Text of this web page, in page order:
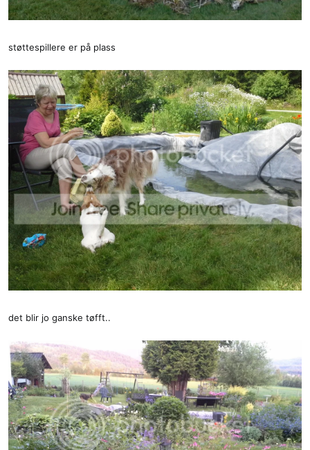
støttespillere er på plass
det blir jo ganske tøfft..